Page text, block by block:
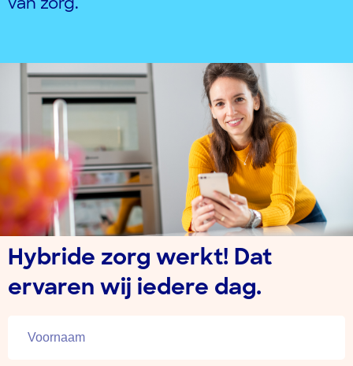
Hybride zorg werkt! Dat
ervaren wij iedere dag.